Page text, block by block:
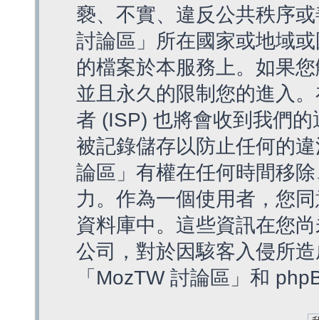
褻、不實、違反公共秩序
討論區」所在國家或地域
的檔案於本服務上。如果
並且永久的限制您的進入
者 (ISP) 也將會收到我們
被記錄儲存以防止任何的
論區」有權在任何時間移
力。作為一個使用者，您
資料庫中。這些資訊在您
公司，對於因駭客入侵所
「MozTW 討論區」和